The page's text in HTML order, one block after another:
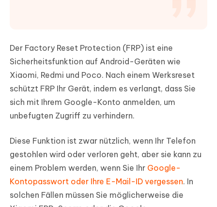
Der Factory Reset Protection (FRP) ist eine
Sicherheitsfunktion auf Android-Geräten wie
Xiaomi, Redmi und Poco. Nach einem Werksreset
schützt FRP Ihr Gerät, indem es verlangt, dass Sie
sich mit Ihrem Google-Konto anmelden, um
unbefugten Zugriff zu verhindern.
Diese Funktion ist zwar nützlich, wenn Ihr Telefon
gestohlen wird oder verloren geht, aber sie kann zu
einem Problem werden, wenn Sie Ihr Google-
Kontopasswort oder Ihre E-Mail-ID vergessen. In
solchen Fällen müssen Sie möglicherweise die